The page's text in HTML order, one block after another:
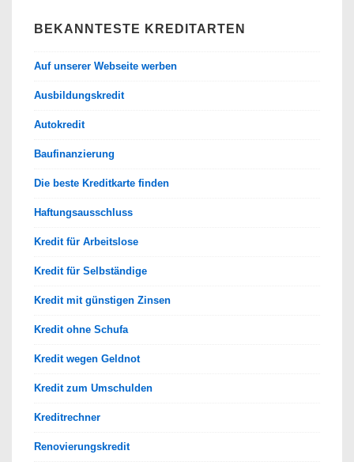
BEKANNTESTE KREDITARTEN
Auf unserer Webseite werben
Ausbildungskredit
Autokredit
Baufinanzierung
Die beste Kreditkarte finden
Haftungsausschluss
Kredit für Arbeitslose
Kredit für Selbständige
Kredit mit günstigen Zinsen
Kredit ohne Schufa
Kredit wegen Geldnot
Kredit zum Umschulden
Kreditrechner
Renovierungskredit